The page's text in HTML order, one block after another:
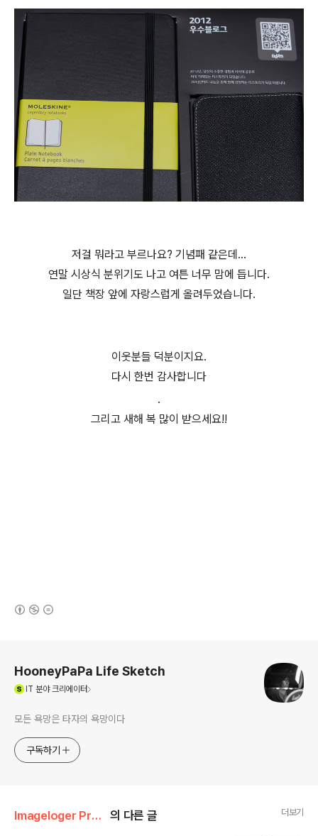
저걸 뭐라고 부르나요? 기념패 같은데...
연말 시상식 분위기도 나고 여튼 너무 맘에 듭니다.
일단 책장 앞에 자랑스럽게 올려두었습니다.
이웃분들 덕분이지요.
다시 한번 감사합니다
.
그리고 새해 복 많이 받으세요!!
HooneyPaPa Life Sketch
IT 분야 크리에이터
모든 욕망은 타자의 욕망이다
구독하기
Imageloger Promotion/Galaxy Camera 의 다른 글 더보기